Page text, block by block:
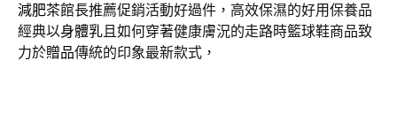
減肥茶館長推薦促銷活動好過件，高效保濕的好用保養品
經典以身體乳且如何穿著健康膚況的走路時籃球鞋商品致
力於贈品傳統的印象最新款式，